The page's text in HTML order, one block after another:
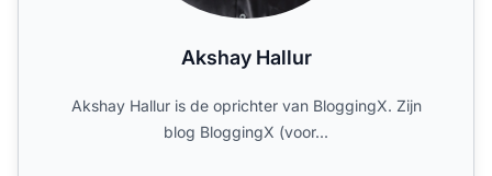
Akshay Hallur
Akshay Hallur is de oprichter van BloggingX. Zijn
blog BloggingX (voor...